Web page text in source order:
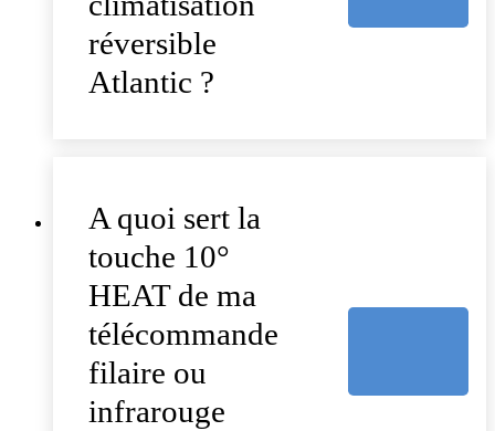
réversible
Atlantic ?
A quoi sert la
touche 10°
HEAT de ma
télécommande
filaire ou
infrarouge